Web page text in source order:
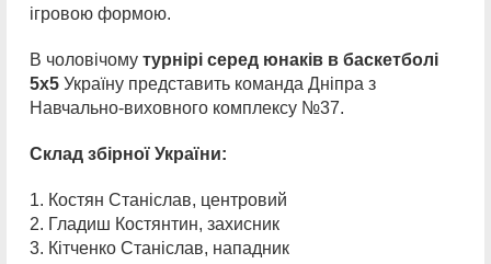
ігровою формою.
В чоловічому турнірі серед юнаків в баскетболі
5х5 Україну представить команда Дніпра з
Навчально-виховного комплексу №37.
Склад збірної України:
1. Костян Станіслав, центровий
2. Гладиш Костянтин, захисник
3. Кітченко Станіслав, нападник